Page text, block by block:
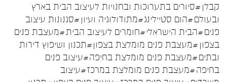
קבלן #סיורים בתערוכות ובחנויות לעיצוב הבית בארץ
ובעולם#הום סטיילינג#מתודולוגיה ועיון #סגנונות עיצוב
פנים#הבית הישראלי#חומרים לעיצוב הבית#מעצבת פנים
בצפון #מעצבת פנים מומלצת בצפון#תכנון ושיפוץ דירות
ובתים#מעצבת פנים מומלצת בחיפה#עיצוב פנים
בחיפה#מעצבת פנים מומלצת במרכז#עיצוב